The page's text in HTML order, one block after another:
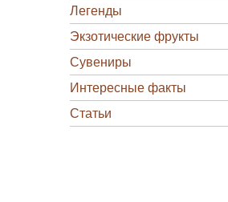
Легенды
Экзотические фрукты
Сувениры
Интересные факты
Статьи